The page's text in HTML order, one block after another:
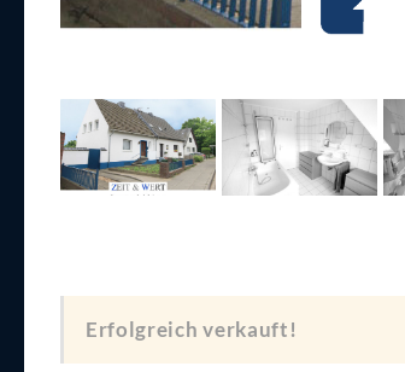
Erfolgreich verkauft!